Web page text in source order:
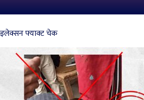
इलेक्सन फ्याक्ट चेक